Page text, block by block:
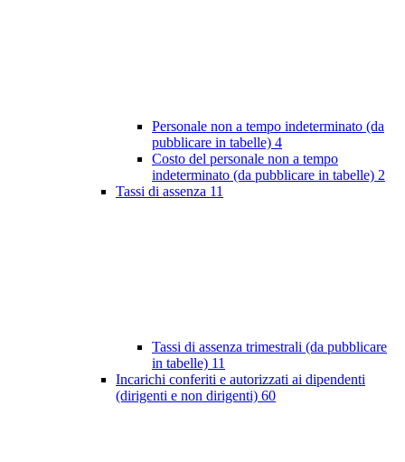
Personale non a tempo indeterminato (da
pubblicare in tabelle) 4
Costo del personale non a tempo
indeterminato (da pubblicare in tabelle) 2
Tassi di assenza 11
Tassi di assenza trimestrali (da pubblicare
in tabelle) 11
Incarichi conferiti e autorizzati ai dipendenti
(dirigenti e non dirigenti) 60